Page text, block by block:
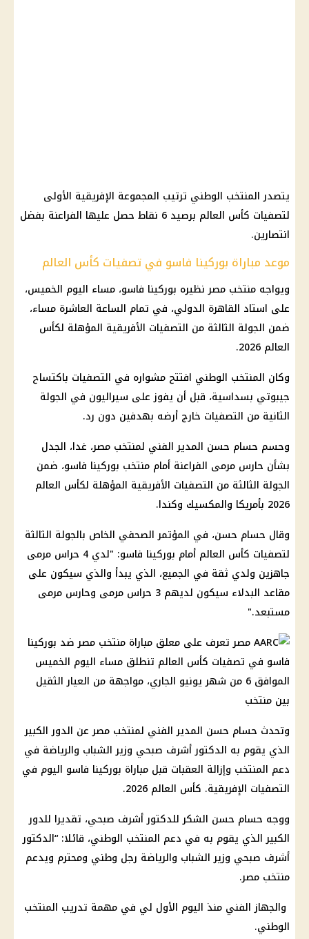
يتصدر المنتخب الوطني ترتيب المجموعة الإفريقية الأولى
لتصفيات كأس العالم برصيد 6 نقاط حصل عليها الفراعنة بفضل
انتصارين.
موعد مباراة بوركينا فاسو في تصفيات كأس العالم
ويواجه منتخب مصر نظيره بوركينا فاسو، مساء اليوم الخميس،
على استاد القاهرة الدولي، في تمام الساعة العاشرة مساء،
ضمن الجولة الثالثة من التصفيات الأفريقية المؤهلة لكأس
العالم 2026.
وكان المنتخب الوطني افتتح مشواره في التصفيات باكتساح
جيبوتي بسداسية، قبل أن يفوز على سيراليون في الجولة
الثانية من التصفيات خارج أرضه بهدفين دون رد.
وحسم حسام حسن المدير الفني لمنتخب مصر، غدا، الجدل
بشأن حارس مرمى الفراعنة أمام منتخب بوركينا فاسو، ضمن
الجولة الثالثة من التصفيات الأفريقية المؤهلة لكأس العالم
2026 بأمريكا والمكسيك وكندا.
وقال حسام حسن، في المؤتمر الصحفي الخاص بالجولة الثالثة
لتصفيات كأس العالم أمام بوركينا فاسو: "لدي 4 حراس مرمى
جاهزين ولدي ثقة في الجميع، الذي يبدأ والذي سيكون على
مقاعد البدلاء سيكون لديهم 3 حراس مرمى وحارس مرمى
مستبعد."
وتحدث حسام حسن المدير الفني لمنتخب مصر عن الدور الكبير
الذي يقوم به الدكتور أشرف صبحي وزير الشباب والرياضة في
دعم المنتخب وإزالة العقبات قبل مباراة بوركينا فاسو اليوم في
التصفيات الإفريقية. كأس العالم 2026.
ووجه حسام حسن الشكر للدكتور أشرف صبحي، تقديرا للدور
الكبير الذي يقوم به في دعم المنتخب الوطني، قائلا: “الدكتور
أشرف صبحي وزير الشباب والرياضة رجل وطني ومحترم ويدعم
منتخب مصر.
والجهاز الفني منذ اليوم الأول لي في مهمة تدريب المنتخب
الوطني.